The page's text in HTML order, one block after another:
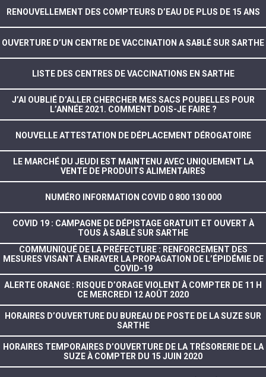
RENOUVELLEMENT DES COMPTEURS D’EAU DE PLUS DE 15 ANS
OUVERTURE D’UN CENTRE DE VACCINATION A SABLÉ SUR SARTHE
LISTE DES CENTRES DE VACCINATIONS EN SARTHE
J’AI OUBLIÉ D’ALLER CHERCHER MES SACS POUBELLES POUR
L’ANNÉE 2021. COMMENT DOIS-JE FAIRE ?
NOUVELLE ATTESTATION DE DÉPLACEMENT DÉROGATOIRE
LE MARCHÉ DU JEUDI EST MAINTENU AVEC UNIQUEMENT LA
VENTE DE PRODUITS ALIMENTAIRES
NUMÉRO INFORMATION COVID 0 800 130 000
COVID 19 : CAMPAGNE DE DÉPISTAGE GRATUIT ET OUVERT À
TOUS À SABLÉ SUR SARTHE
COMMUNIQUÉ DE LA PRÉFECTURE : RENFORCEMENT DES
MESURES VISANT À ENRAYER LA PROPAGATION DE L’ÉPIDÉMIE DE
COVID-19
ALERTE ORANGE : RISQUE D’ORAGE VIOLENT À COMPTER DE 11 H
CE MERCREDI 12 AOÛT 2020
HORAIRES D’OUVERTURE DU BUREAU DE POSTE DE LA SUZE SUR
SARTHE
HORAIRES TEMPORAIRES D’OUVERTURE DE LA TRÉSORERIE DE LA
SUZE À COMPTER DU 15 JUIN 2020